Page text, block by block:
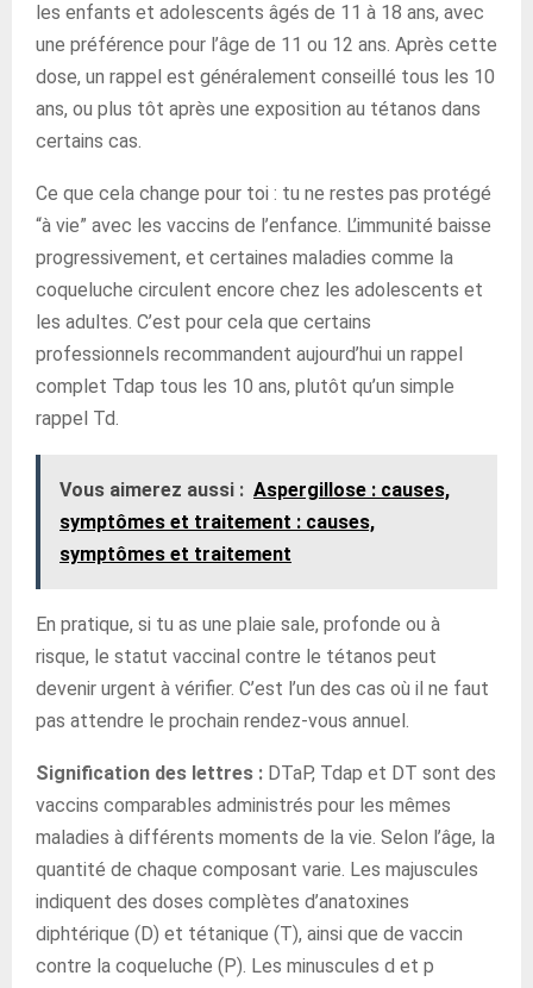
les enfants et adolescents âgés de 11 à 18 ans, avec
une préférence pour l’âge de 11 ou 12 ans. Après cette
dose, un rappel est généralement conseillé tous les 10
ans, ou plus tôt après une exposition au tétanos dans
certains cas.
Ce que cela change pour toi : tu ne restes pas protégé
“à vie” avec les vaccins de l’enfance. L’immunité baisse
progressivement, et certaines maladies comme la
coqueluche circulent encore chez les adolescents et
les adultes. C’est pour cela que certains
professionnels recommandent aujourd’hui un rappel
complet Tdap tous les 10 ans, plutôt qu’un simple
rappel Td.
Vous aimerez aussi : Aspergillose : causes,
symptômes et traitement : causes,
symptômes et traitement
En pratique, si tu as une plaie sale, profonde ou à
risque, le statut vaccinal contre le tétanos peut
devenir urgent à vérifier. C’est l’un des cas où il ne faut
pas attendre le prochain rendez-vous annuel.
Signification des lettres : DTaP, Tdap et DT sont des
vaccins comparables administrés pour les mêmes
maladies à différents moments de la vie. Selon l’âge, la
quantité de chaque composant varie. Les majuscules
indiquent des doses complètes d’anatoxines
diphtérique (D) et tétanique (T), ainsi que de vaccin
contre la coqueluche (P). Les minuscules d et p